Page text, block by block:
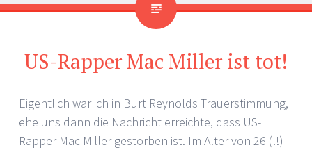
US-Rapper Mac Miller ist tot!
Eigentlich war ich in Burt Reynolds Trauerstimmung,
ehe uns dann die Nachricht erreichte, dass US-
Rapper Mac Miller gestorben ist. Im Alter von 26 (!!)